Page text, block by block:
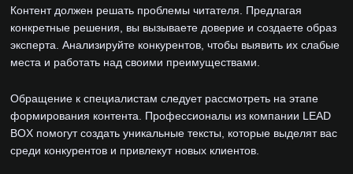
Контент должен решать проблемы читателя. Предлагая
конкретные решения, вы вызываете доверие и создаете образ
эксперта. Анализируйте конкурентов, чтобы выявить их слабые
места и работать над своими преимуществами.
Обращение к специалистам следует рассмотреть на этапе
формирования контента. Профессионалы из компании LEAD
BOX помогут создать уникальные тексты, которые выделят вас
среди конкурентов и привлекут новых клиентов.